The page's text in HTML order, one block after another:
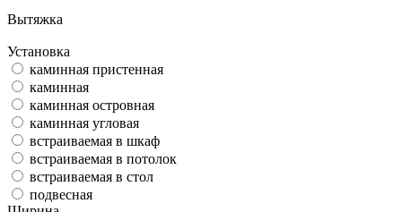
Вытяжка
Установка
каминная пристенная
каминная
каминная островная
каминная угловая
встраиваемая в шкаф
встраиваемая в потолок
встраиваемая в стол
подвесная